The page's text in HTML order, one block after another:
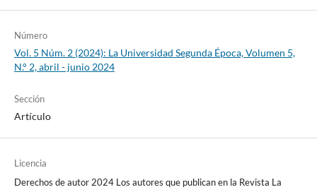
Número
Vol. 5 Núm. 2 (2024): La Universidad Segunda Época, Volumen 5,
N.° 2, abril - junio 2024
Sección
Artículo
Licencia
Derechos de autor 2024 Los autores que publican en la Revista La